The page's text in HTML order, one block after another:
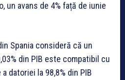
un avans de 4% față de iunie
Spania consideră că un
din PIB este compatibil cu
datoriei la 98,8% din PIB